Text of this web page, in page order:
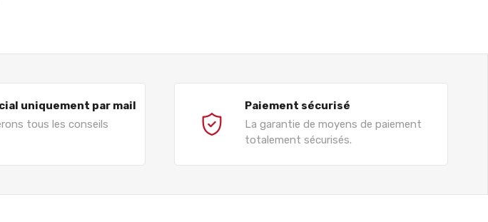
uniquement par mail
tous les conseils
Paiement sécurisé
La garantie de moyens de paiement
totalement sécurisés.